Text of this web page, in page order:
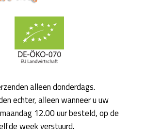
alleen donderdags.
echter, alleen wanneer u uw
12.00 uur besteld, op de
week verstuurd.